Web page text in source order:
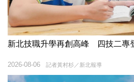
新北技職升學再創高峰 四技二專
記者黃村杉／新北報導
2026-08-06